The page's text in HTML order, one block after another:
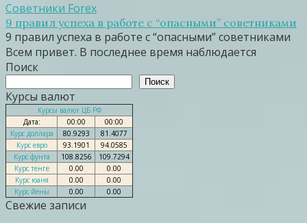
Советники Forex
9 правил успеха в работе с “опасными” советниками
9 правил успеха в работе с “опасными” советниками
Всем привет. В последнее время наблюдается
Поиск
Поиск
Курсы валют
Курсы валют ЦБ РФ
Дата:
00:00
00:00
Курс доллара
80.9293
81.4077
Курс евро
93.1901
94.0585
Курс фунта
108.8256
109.7294
Курс тенге
0.00
0.00
Курс юаня
0.00
0.00
Курс йены
0.00 0.00
Свежие записи